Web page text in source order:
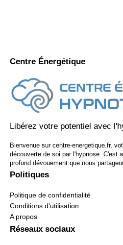
Centre Énergétique
Libérez votre potentiel avec
Bienvenue sur centre-energetique.fr,
découverte de soi par l'hypnose. C'est
profond dévouement que nous
Politiques
Politique de confidentialité
Conditions d'utilisation
A propos
Réseaux sociaux